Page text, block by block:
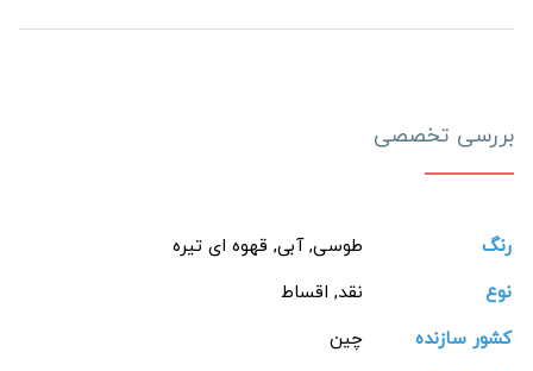
بررسی تخصصی
رنگ
طوسی, آبی, قهوه ای تیره
نوع
نقد, اقساط
کشور سازنده
چین